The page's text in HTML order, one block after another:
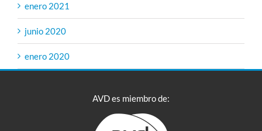
enero 2021
junio 2020
enero 2020
AVD es miembro de: